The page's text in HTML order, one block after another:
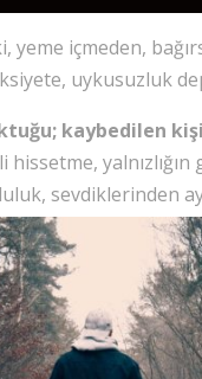
içmeden,
uykusuzluk
kaybedilen
hissetme,
sevdiklerinden